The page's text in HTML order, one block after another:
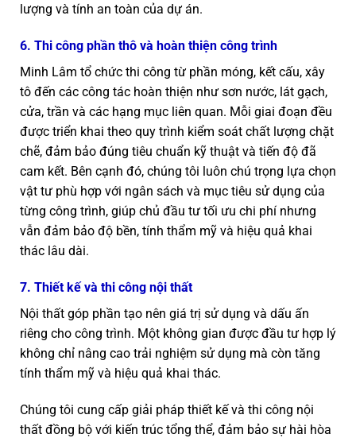
lượng và tính an toàn của dự án.
6. Thi công phần thô và hoàn thiện công trình
Minh Lâm tổ chức thi công từ phần móng, kết cấu, xây
tô đến các công tác hoàn thiện như sơn nước, lát gạch,
cửa, trần và các hạng mục liên quan. Mỗi giai đoạn đều
được triển khai theo quy trình kiểm soát chất lượng chặt
chẽ, đảm bảo đúng tiêu chuẩn kỹ thuật và tiến độ đã
cam kết. Bên cạnh đó, chúng tôi luôn chú trọng lựa chọn
vật tư phù hợp với ngân sách và mục tiêu sử dụng của
từng công trình, giúp chủ đầu tư tối ưu chi phí nhưng
vẫn đảm bảo độ bền, tính thẩm mỹ và hiệu quả khai
thác lâu dài.
7. Thiết kế và thi công nội thất
Nội thất góp phần tạo nên giá trị sử dụng và dấu ấn
riêng cho công trình. Một không gian được đầu tư hợp lý
không chỉ nâng cao trải nghiệm sử dụng mà còn tăng
tính thẩm mỹ và hiệu quả khai thác.
Chúng tôi cung cấp giải pháp thiết kế và thi công nội
thất đồng bộ với kiến trúc tổng thể, đảm bảo sự hài hòa